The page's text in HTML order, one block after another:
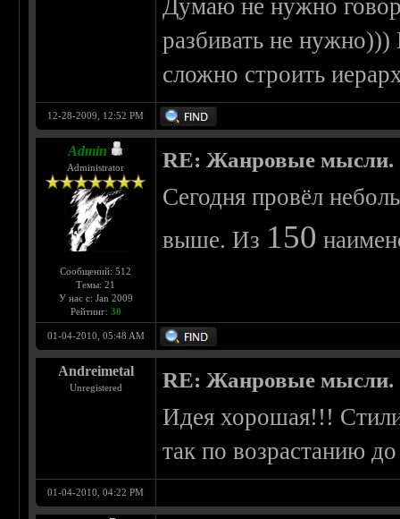
Думаю не нужно
разбивать не нужно)))
сложно строить
12-28-2009, 12:52 PM
Admin
Administrator
Сообщений: 512
Темы: 21
У нас с: Jan 2009
Рейтинг: 30
RE: Жанровые мысли.
Сегодня провёл
выше. Из 150
01-04-2010, 05:48 AM
Andreimetal
Unregistered RE: Жанровые мысли.
Идея хорошая!!!
так по возрастанию
01-04-2010, 04:22 PM